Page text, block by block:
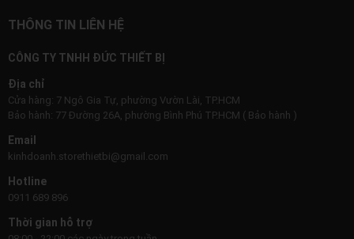
THÔNG TIN LIÊN HỆ
CÔNG TY TNHH ĐỨC THIẾT BỊ
Địa chỉ
Cửa hàng: 7 Ngô Gia Tự, phường Vườn Lài, TP.HCM
Bảo hành: 77 Đường 26A, phường Bình Phú TP.HCM ( Bảo hành )
Email
kinhdoanh.storethietbi@gmail.com
Hotline
0911 689 896
Thời gian hỗ trợ